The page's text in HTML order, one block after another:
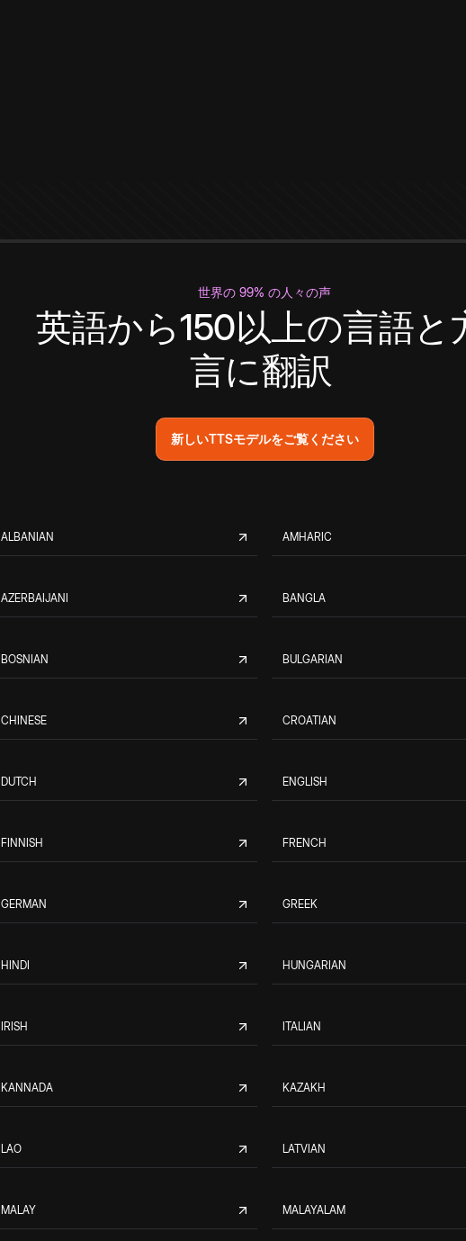
世界の 99% の人々の声
英語から150以上の言語と
言に翻訳
新しいTTSモデルをご覧ください
ALBANIAN AMHARIC
AZERBAIJANI BANGLA
BOSNIAN BULGARIAN
CHINESE CROATIAN
DUTCH ENGLISH
FINNISH FRENCH
GERMAN GREEK
HINDI HUNGARIAN
IRISH ITALIAN
KANNADA KAZAKH
LAO LATVIAN
MALAY MALAYALAM